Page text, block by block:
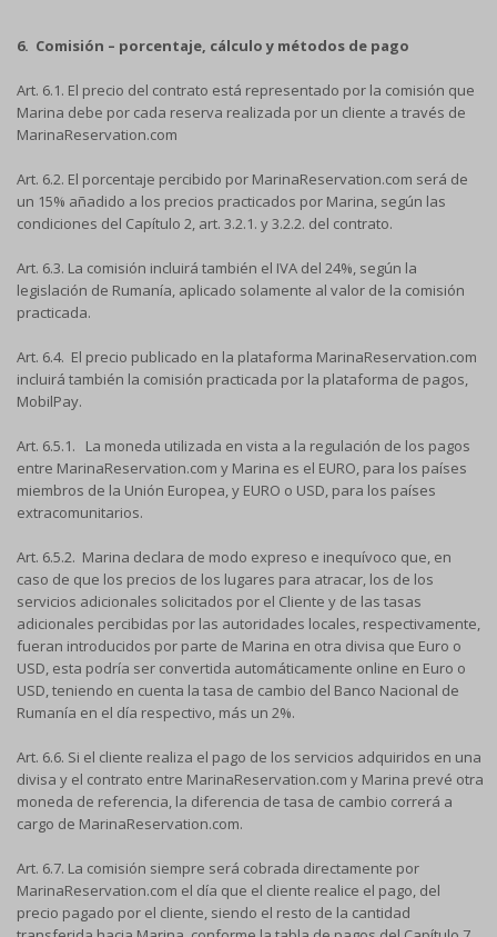
6. Comisión – porcentaje, cálculo y métodos de pago
Art. 6.1. El precio del contrato está representado por la comisión que
Marina debe por cada reserva realizada por un cliente a través de
MarinaReservation.com
Art. 6.2. El porcentaje percibido por MarinaReservation.com será de
un 15% añadido a los precios practicados por Marina, según las
condiciones del Capítulo 2, art. 3.2.1. y 3.2.2. del contrato.
Art. 6.3. La comisión incluirá también el IVA del 24%, según la
legislación de Rumanía, aplicado solamente al valor de la comisión
practicada.
Art. 6.4. El precio publicado en la plataforma MarinaReservation.com
incluirá también la comisión practicada por la plataforma de pagos,
MobilPay.
Art. 6.5.1. La moneda utilizada en vista a la regulación de los pagos
entre MarinaReservation.com y Marina es el EURO, para los países
miembros de la Unión Europea, y EURO o USD, para los países
extracomunitarios.
Art. 6.5.2. Marina declara de modo expreso e inequívoco que, en
caso de que los precios de los lugares para atracar, los de los
servicios adicionales solicitados por el Cliente y de las tasas
adicionales percibidas por las autoridades locales, respectivamente,
fueran introducidos por parte de Marina en otra divisa que Euro o
USD, esta podría ser convertida automáticamente online en Euro o
USD, teniendo en cuenta la tasa de cambio del Banco Nacional de
Rumanía en el día respectivo, más un 2%.
Art. 6.6. Si el cliente realiza el pago de los servicios adquiridos en una
divisa y el contrato entre MarinaReservation.com y Marina prevé otra
moneda de referencia, la diferencia de tasa de cambio correrá a
cargo de MarinaReservation.com.
Art. 6.7. La comisión siempre será cobrada directamente por
MarinaReservation.com el día que el cliente realice el pago, del
precio pagado por el cliente, siendo el resto de la cantidad